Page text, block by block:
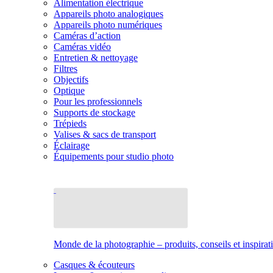
Alimentation électrique
Appareils photo analogiques
Appareils photo numériques
Caméras d’action
Caméras vidéo
Entretien & nettoyage
Filtres
Objectifs
Optique
Pour les professionnels
Supports de stockage
Trépieds
Valises & sacs de transport
Éclairage
Équipements pour studio photo
Monde de la photographie – produits, conseils et
Casques & écouteurs